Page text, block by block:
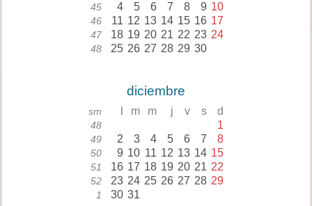
45 4 5 6 7 8 9 10
46 11 12 13 14 15 16 17
47 18 19 20 21 22 23 24
48 25 26 27 28 29 30
diciembre
sm m m j v s d
48 1
49 2 3 4 5 6 7 8
50 9 10 11 12 13 14 15
51 16 17 18 19 20 21 22
52 23 24 25 26 27 28 29
1 30 31